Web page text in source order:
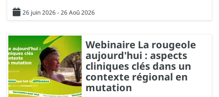
26 juin 2026 - 26 Aoû 2026
Webinaire La rougeole
aujourd'hui : aspects
cliniques clés dans un
contexte régional en
mutation